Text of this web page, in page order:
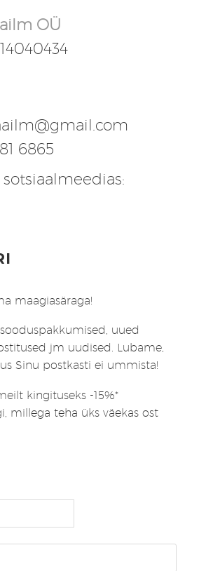
OÜ
6865
maagiasäraga!
uued
jm uudised. Lubame,
Sinu postkasti ei ummista!
kingituseks -15%*
millega teha üks väekas ost